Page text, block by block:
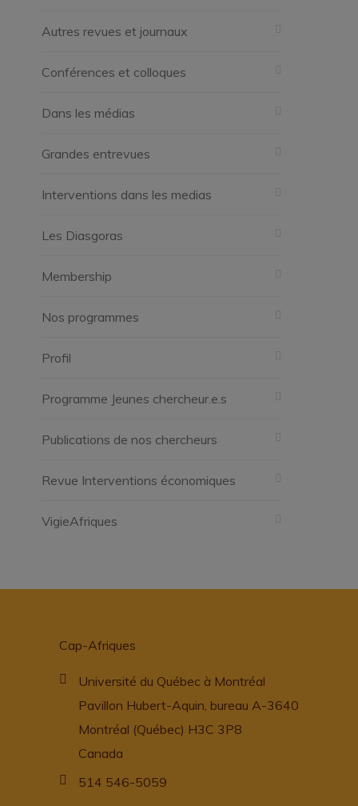
Autres revues et journaux
Conférences et colloques
Dans les médias
Grandes entrevues
Interventions dans les medias
Les Diasgoras
Membership
Nos programmes
Profil
Programme Jeunes chercheur.e.s
Publications de nos chercheurs
Revue Interventions économiques
VigieAfriques
Cap-Afriques
Université du Québec à Montréal
Pavillon Hubert-Aquin, bureau A-3640
Montréal (Québec) H3C 3P8
Canada
514 546-5059